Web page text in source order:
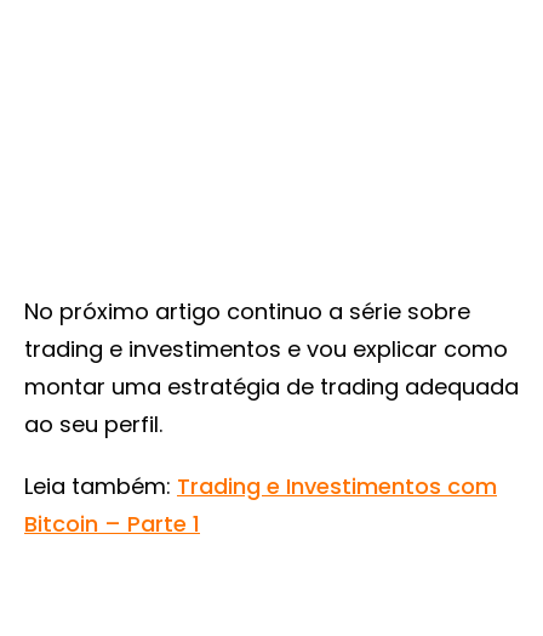
No próximo artigo continuo a série sobre
trading e investimentos e vou explicar como
montar uma estratégia de trading adequada
ao seu perfil.
Leia também: Trading e Investimentos com
Bitcoin – Parte 1